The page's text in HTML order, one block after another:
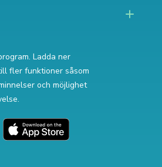
Ladda ner
fler funktioner såsom
och möjlighet